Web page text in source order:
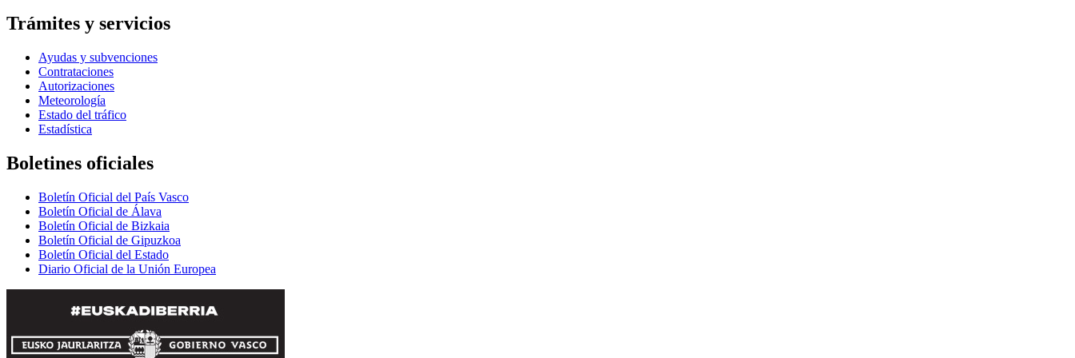
Trámites y servicios
Ayudas y subvenciones
Contrataciones
Autorizaciones
Meteorología
Estado del tráfico
Estadística
Boletines oficiales
Boletín Oficial del País Vasco
Boletín Oficial de Álava
Boletín Oficial de Bizkaia
Boletín Oficial de Gipuzkoa
Boletín Oficial del Estado
Diario Oficial de la Unión Europea